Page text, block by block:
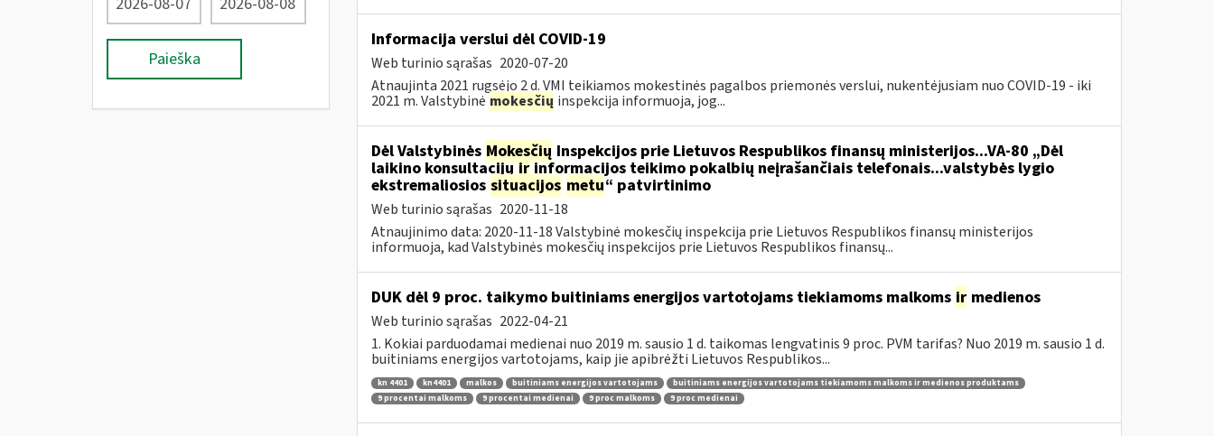
Paieška
Informacija verslui dėl COVID-19
Web turinio sąrašas 2020-07-20
Atnaujinta 2021 rugsėjo 2 d. VMI teikiamos mokestinės pagalbos priemonės verslui, nukentėjusiam nuo COVID-19 - iki
2021 m. Valstybinė mokesčių inspekcija informuoja, jog...
Dėl Valstybinės Mokesčių Inspekcijos prie Lietuvos Respublikos finansų ministerijos...VA-80 „Dėl
laikino konsultacijųirinformacijos teikimo pokalbių neįrašančiais telefonais...valstybės lygio
ekstremaliosios situacijos metu“ patvirtinimo
Web turinio sąrašas 2020-11-18
Atnaujinimo data: 2020-11-18 Valstybinė mokesčių inspekcija prie Lietuvos Respublikos finansų ministerijos
informuoja, kad Valstybinės mokesčių inspekcijos prie Lietuvos Respublikos finansų...
DUK dėl 9 proc. taikymo buitiniams energijos vartotojams tiekiamoms malkoms irmedienos
Web turinio sąrašas 2022-04-21
1. Kokiai parduodamai medienai nuo 2019 m. sausio 1 d. taikomas lengvatinis 9 proc. PVM tarifas? Nuo 2019 m. sausio 1 d.
buitiniams energijos vartotojams, kaip jie apibrėžti Lietuvos Respublikos...
kn 4401 kn4401 malkos buitiniams energijos vartotojams
buitiniams energijos vartotojams tiekiamoms malkoms ir medienos produktams
9 procentai malkoms
9 procentai medienai 9 proc malkoms 9 proc medienai